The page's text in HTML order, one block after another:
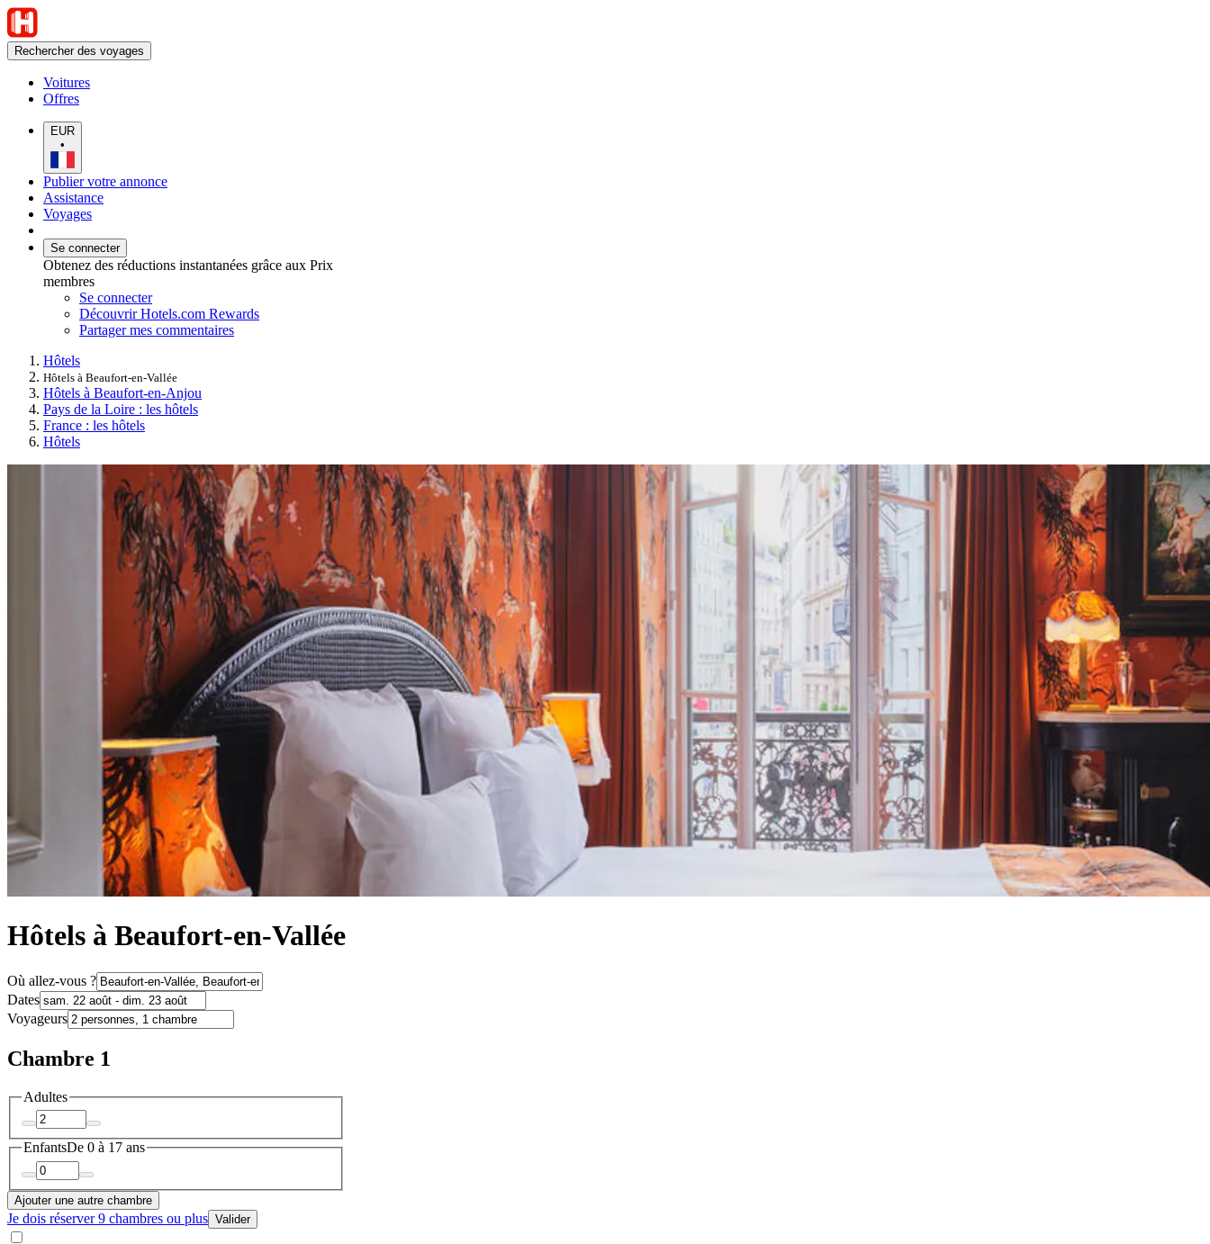
Rechercher des voyages
Voitures
Offres
EUR
•
Publier votre annonce
Assistance
Voyages
Se connecter
Obtenez des réductions instantanées grâce aux Prix
membres
Se connecter
Découvrir Hotels.com Rewards
Partager mes commentaires
Hôtels
Hôtels à Beaufort-en-Vallée
Hôtels à Beaufort-en-Anjou
Pays de la Loire : les hôtels
France : les hôtels
Hôtels
Hôtels à Beaufort-en-Vallée
Où allez-vous ?
Dates
Voyageurs
Chambre 1
Adultes
EnfantsDe 0 à 17 ans
Ajouter une autre chambre
Je dois réserver 9 chambres ou plus Valider